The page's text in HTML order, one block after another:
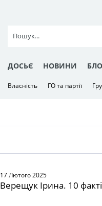
ДОСЬЄ НОВИНИ
Власність ГО та партії
17 Лютого 2025
Верещук Ірина. 10